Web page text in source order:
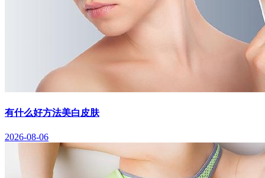
有什么好方法美白皮肤
2026-08-06